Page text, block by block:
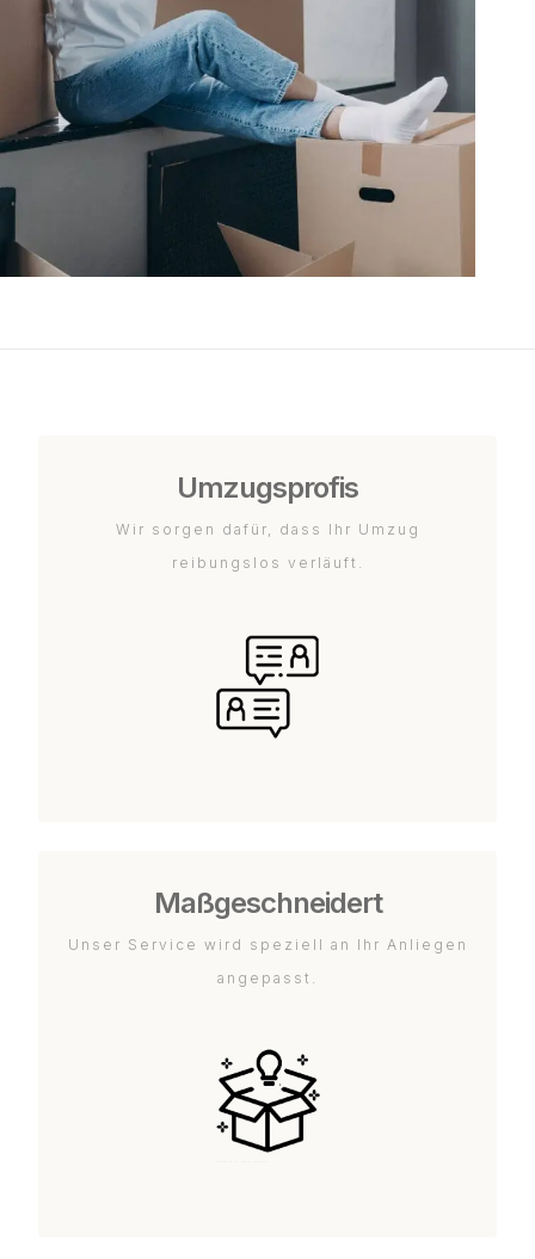
Umzugsprofis
Wir sorgen dafür, dass Ihr Umzug
reibungslos verläuft.
Maßgeschneidert
Unser Service wird speziell an Ihr Anliegen
angepasst.